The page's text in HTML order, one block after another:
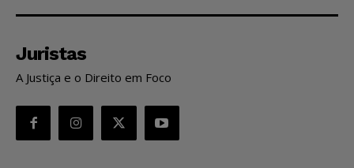
Juristas
A Justiça e o Direito em Foco